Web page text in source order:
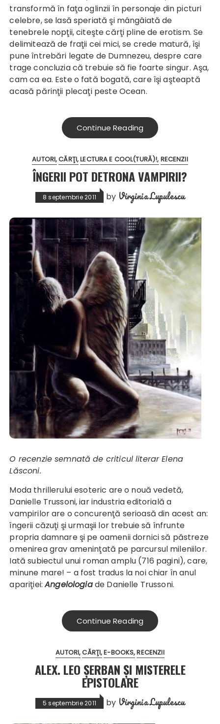
transformă în faţa oglinzii în personaje din picturi
celebre, se lasă speriată şi mângâiată de
tenebrele nopţii, citeşte cărţi pline de erotism. Se
delimitează de fraţii cei mici, se crede matură, îşi
pune întrebări legate de Dumnezeu, despre care
trage concluzia că trebuie să fie foarte singur. Aşa,
cam ca ea. Este o fată bogată, care îşi aşteaptă
acasă părinţii plecaţi peste Ocean.
Continue Reading
AUTORI CĂRŢI LECTURA E COOL(TURĂ)! RECENZII
ÎNGERII POT DETRONA VAMPIRII?
8 septembrie 2011 by Virginia Lupulescu
O recenzie semnată de criticul literar Elena
Lăsconi.
Moda thrillerului esoteric are o nouă vedetă,
Danielle Trussoni, iar industria editorială a
vampirilor are o concurenţă serioasă din acest an:
îngerii căzuţi şi urmaşii lor trebuie să înfrunte
propria damnare şi pe oamenii dornici să păstreze
omenirea grav ameninţată pe parcursul mileniilor.
Iată subiectul unui roman amplu (716 pagini), care,
minune mare! – a fost tradus la noi chiar în anul
apariţiei:Angelologiade Danielle Trussoni.
Continue Reading
AUTORI CĂRŢI E-BOOKS RECENZII
ALEX. LEO ŞERBAN ȘI MISTERELE
EPISTOLARE
5 septembrie 2011 by Virginia Lupulescu